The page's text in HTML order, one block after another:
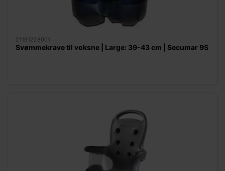
21191228001
Svømmekrave til voksne | Large: 39-43 cm | Secumar 9S